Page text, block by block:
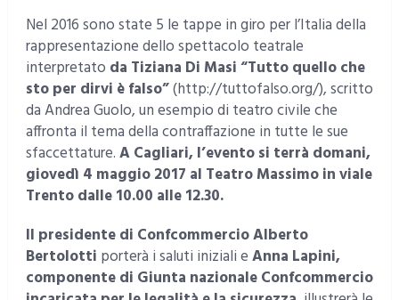
Nel 2016 sono state 5 le tappe in giro per l’Italia della
rappresentazione dello spettacolo teatrale
interpretato da Tiziana Di Masi“Tutto quello che
sto per dirvi è falso”(http://tuttofalso.org/), scritto
da Andrea Guolo, un esempio di teatro civile che
affronta il tema della contraffazione in tutte le sue
sfaccettature.A Cagliari, l’evento si terrà domani,
giovedì 4 maggio 2017 al Teatro Massimo in viale
Trento dalle 10.00 alle 12.30.
Il presidente di Confcommercio Alberto
Bertolotti porterà i saluti iniziali eAnna Lapini,
componente di Giunta nazionale Confcommercio